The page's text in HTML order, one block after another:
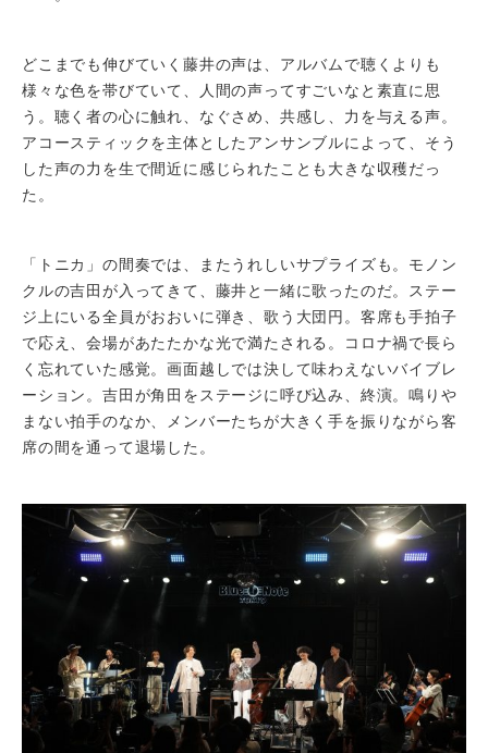
どこまでも伸びていく藤井の声は、アルバムで聴くよりも
様々な色を帯びていて、人間の声ってすごいなと素直に思
う。聴く者の心に触れ、なぐさめ、共感し、力を与える声。
アコースティックを主体としたアンサンブルによって、そう
した声の力を生で間近に感じられたことも大きな収穫だっ
た。
「トニカ」の間奏では、またうれしいサプライズも。モノン
クルの吉田が入ってきて、藤井と一緒に歌ったのだ。ステー
ジ上にいる全員がおおいに弾き、歌う大団円。客席も手拍子
で応え、会場があたたかな光で満たされる。コロナ禍で長ら
く忘れていた感覚。画面越しでは決して味わえないバイブレ
ーション。吉田が角田をステージに呼び込み、終演。鳴りや
まない拍手のなか、メンバーたちが大きく手を振りながら客
席の間を通って退場した。